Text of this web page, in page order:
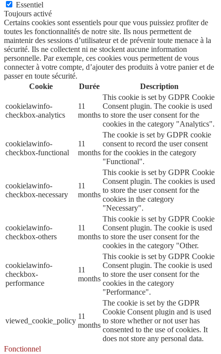
Essentiel
Toujours activé
Certains cookies sont essentiels pour que vous puissiez profiter de
toutes les fonctionnalités de notre site. Ils nous permettent de
maintenir des sessions d’utilisateur et de prévenir toute menace à la
sécurité. Ils ne collectent ni ne stockent aucune information
personnelle. Par exemple, ces cookies vous permettent de vous
connecter à votre compte, d’ajouter des produits à votre panier et de
passer en toute sécurité.
Cookie
Durée Description
cookielawinfo-
checkbox-analytics
11
months
This cookie is set by GDPR Cookie
Consent plugin. The cookie is used
to store the user consent for the
cookies in the category "Analytics".
cookielawinfo-
checkbox-functional
11
months
The cookie is set by GDPR cookie
consent to record the user consent
for the cookies in the category
"Functional".
cookielawinfo-
checkbox-necessary
11
months
This cookie is set by GDPR Cookie
Consent plugin. The cookies is used
to store the user consent for the
cookies in the category
"Necessary".
cookielawinfo-
checkbox-others
11
months
This cookie is set by GDPR Cookie
Consent plugin. The cookie is used
to store the user consent for the
cookies in the category "Other.
cookielawinfo-
checkbox-
performance
11
months
This cookie is set by GDPR Cookie
Consent plugin. The cookie is used
to store the user consent for the
cookies in the category
"Performance".
viewed_cookie_policy
11
months
The cookie is set by the GDPR
Cookie Consent plugin and is used
to store whether or not user has
consented to the use of cookies. It
does not store any personal data.
Fonctionnel